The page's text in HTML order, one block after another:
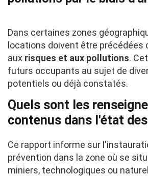
Dans certaines zones
locations doivent être
aux risques et aux pollutions.
futurs occupants au sujet de
potentiels ou déjà constatés.
Quels sont les
contenus dans l'état
Ce rapport informe sur
prévention dans la zone où se
miniers, technologiques ou